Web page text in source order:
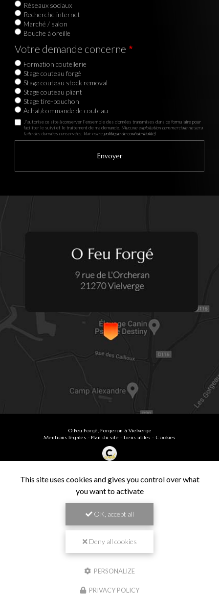
Réseaux sociaux
Recherche internet
Marché / salon
Bouche à oreille
Votre demande concerne
Formation coutellerie
Stage couteau forgé
Stage couteau stock removal
Stage couteau pliant
Stage tire-bouchon
Achat/commande de couteau
J'autorise ce site à conserver l'ensemble des données transmises dans ce formulaire pour
faciliter le suivi et le traitement de ma demande. (Aucune exploitation commerciale ne sera
faite des données conservées. Voir notrepolitique de confidentialité)
O Feu Forgé, Forgeron à Vielverge
Mentions légales - Plan du site - Liens utiles - Cookies
Secteur -En savoir +
9.9/10
VÉRIFIÉ
This site uses cookies and gives you control over what
you want to activate
OK, accept all
Deny all cookies
PERSONALIZE
PRIVACY POLICY